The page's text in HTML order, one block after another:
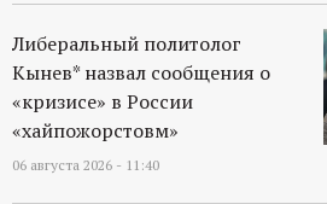
Либеральный политолог
Кынев* назвал сообщения о
«кризисе» в России
«хайпожорстовм»
06 августа 2026 - 11:40